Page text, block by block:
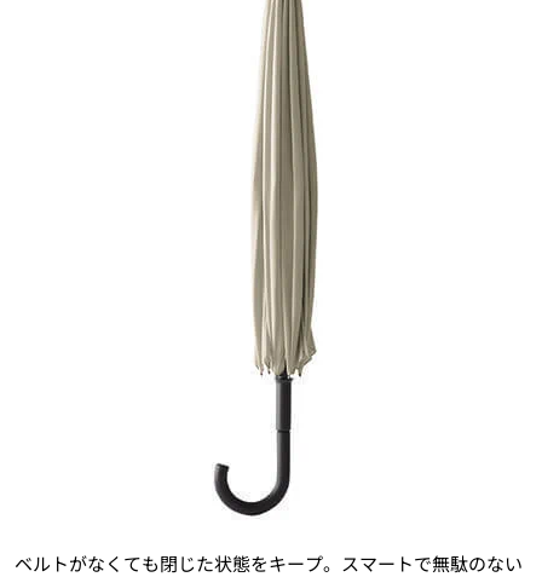
ベルトがなくても閉じた状態をキープ。スマートで無駄のない